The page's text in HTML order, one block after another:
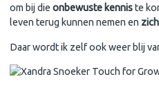
om bij die onbewuste kenniste
leven terug kunnen nemen en
Daar wordt ik zelf ook weer blij